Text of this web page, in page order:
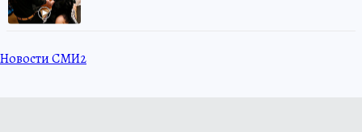
Новости СМИ2